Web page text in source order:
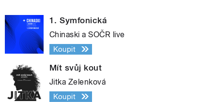
1. Symfonická
Chinaski a SOČR live
Koupit
Mít svůj kout
Jitka Zelenková
Koupit